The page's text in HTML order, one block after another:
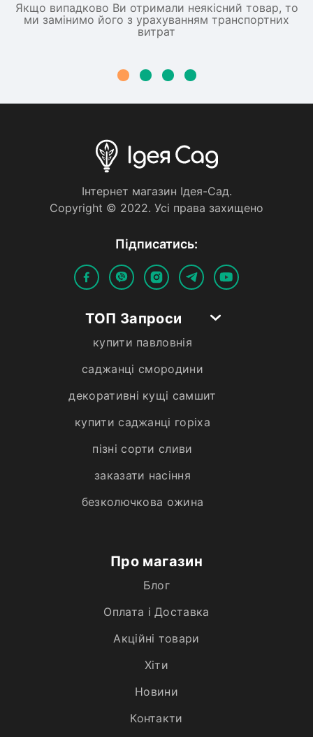
Якщо випадково Ви отримали неякісний товар, то
ми замінимо його з урахуванням транспортних
витрат
Iнтернет магазин Iдея-Сад.
Copyright © 2022. Усi права захищено
Пiдписатись:
ТОП Запроси
купити павловнія
саджанці смородини
декоративні кущі самшит
купити саджанці горіха
пізні сорти сливи
заказати насіння
безколючкова ожина
Про магазин
Блог
Оплата і Доставка
Акційні товари
Хiти
Новини
Контакти